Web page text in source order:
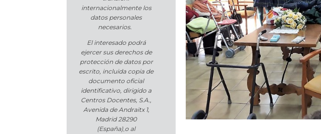
internacionalmente los
datos personales
necesarios.
El interesado podrá
ejercer sus derechos de
protección de datos por
escrito, incluida copia de
documento oficial
identificativo, dirigido a
Centros Docentes, S.A.,
Avenida de Andraitx 1,
Madrid 28290
(España),o al